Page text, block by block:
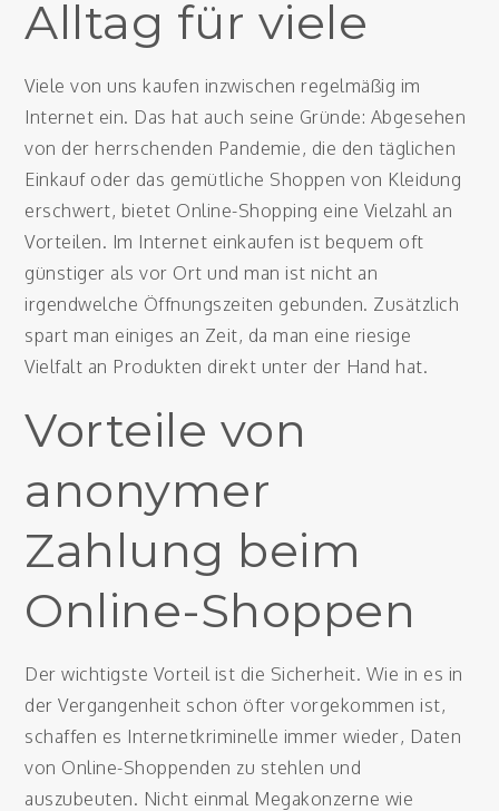
Alltag für viele
Viele von uns kaufen inzwischen regelmäßig im
Internet ein. Das hat auch seine Gründe: Abgesehen
von der herrschenden Pandemie, die den täglichen
Einkauf oder das gemütliche Shoppen von Kleidung
erschwert, bietet Online-Shopping eine Vielzahl an
Vorteilen. Im Internet einkaufen ist bequem oft
günstiger als vor Ort und man ist nicht an
irgendwelche Öffnungszeiten gebunden. Zusätzlich
spart man einiges an Zeit, da man eine riesige
Vielfalt an Produkten direkt unter der Hand hat.
Vorteile von
anonymer
Zahlung beim
Online-Shoppen
Der wichtigste Vorteil ist die Sicherheit. Wie in es in
der Vergangenheit schon öfter vorgekommen ist,
schaffen es Internetkriminelle immer wieder, Daten
von Online-Shoppenden zu stehlen und
auszubeuten. Nicht einmal Megakonzerne wie